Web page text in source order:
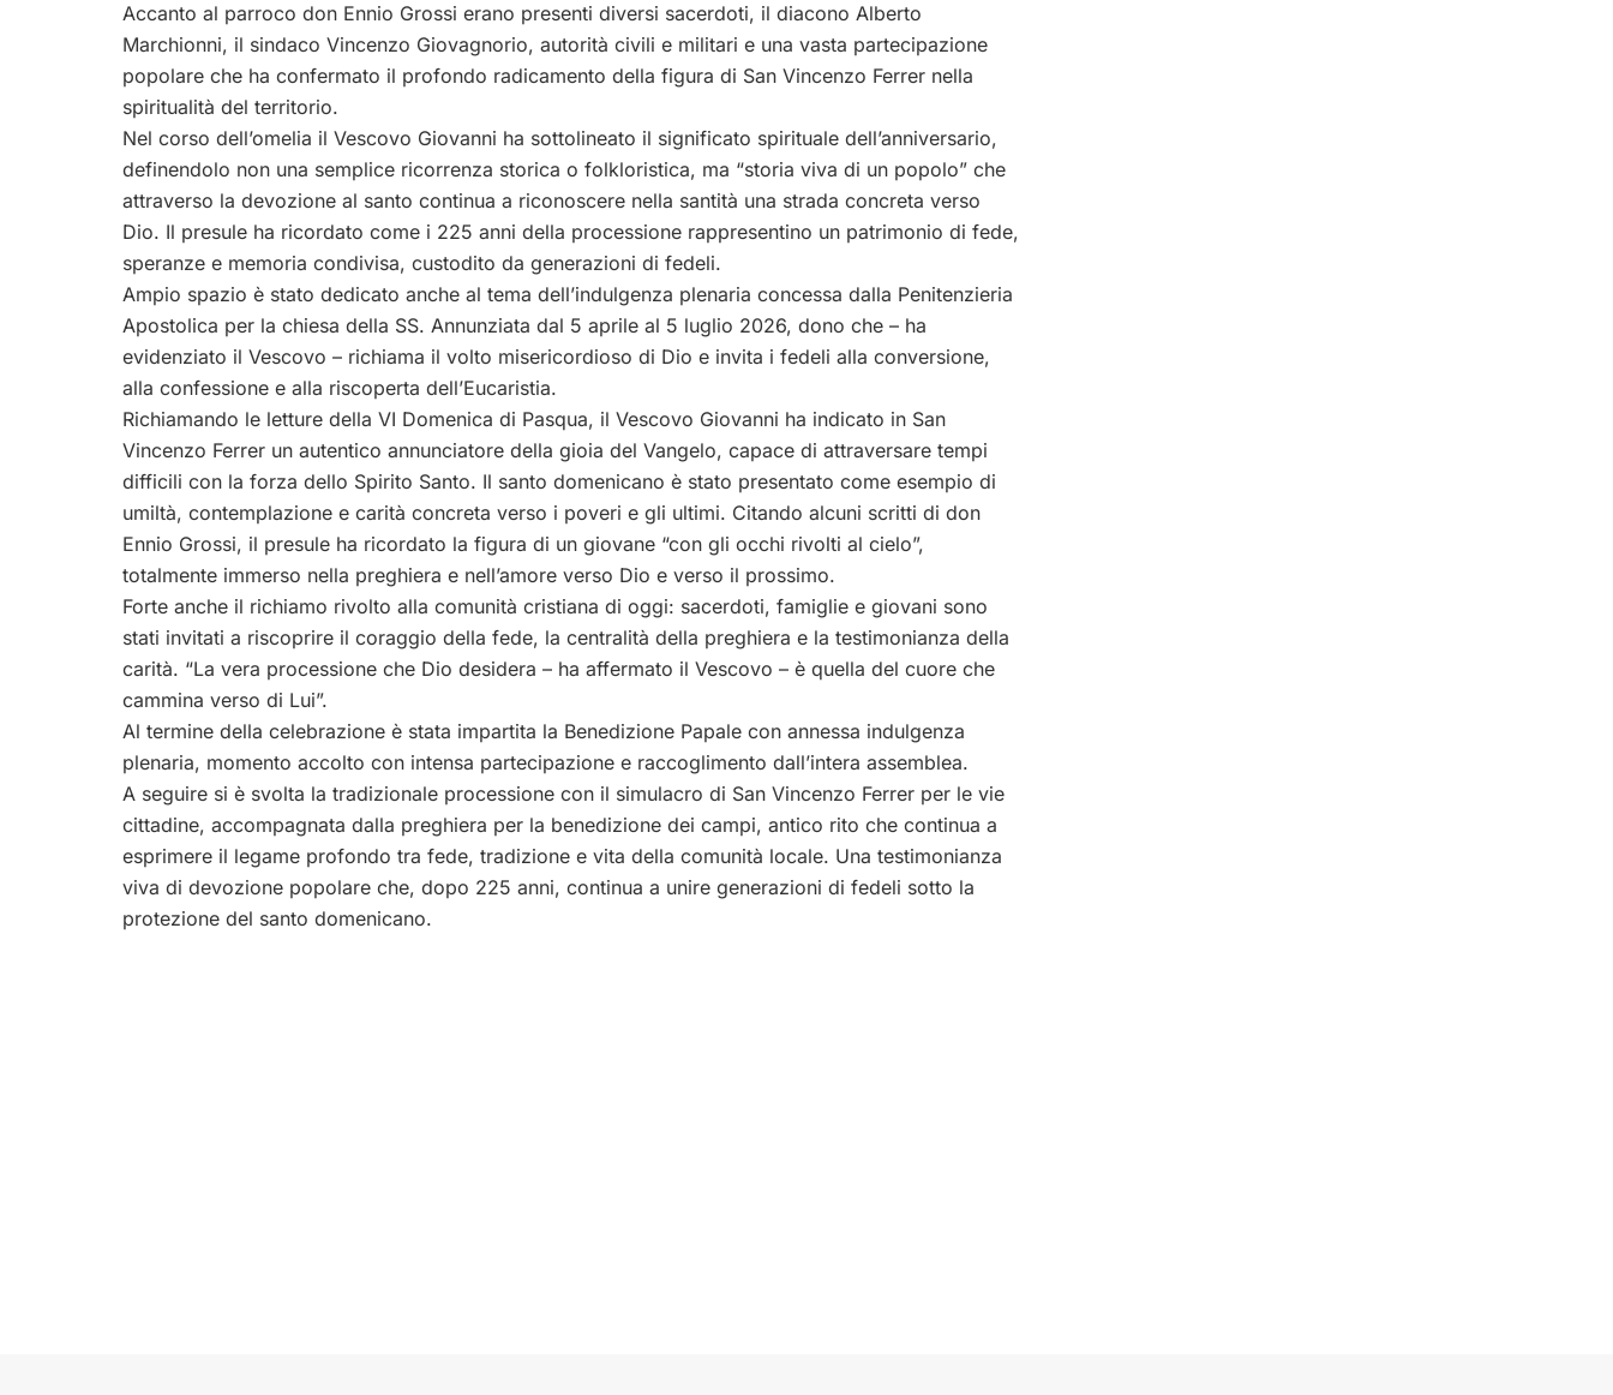
Accanto al parroco don Ennio Grossi erano presenti diversi sacerdoti, il diacono Alberto
Marchionni, il sindaco Vincenzo Giovagnorio, autorità civili e militari e una vasta partecipazione
popolare che ha confermato il profondo radicamento della figura di San Vincenzo Ferrer nella
spiritualità del territorio.
Nel corso dell’omelia il Vescovo Giovanni ha sottolineato il significato spirituale dell’anniversario,
definendolo non una semplice ricorrenza storica o folkloristica, ma “storia viva di un popolo” che
attraverso la devozione al santo continua a riconoscere nella santità una strada concreta verso
Dio. Il presule ha ricordato come i 225 anni della processione rappresentino un patrimonio di fede,
speranze e memoria condivisa, custodito da generazioni di fedeli.
Ampio spazio è stato dedicato anche al tema dell’indulgenza plenaria concessa dalla Penitenzieria
Apostolica per la chiesa della SS. Annunziata dal 5 aprile al 5 luglio 2026, dono che – ha
evidenziato il Vescovo – richiama il volto misericordioso di Dio e invita i fedeli alla conversione,
alla confessione e alla riscoperta dell’Eucaristia.
Richiamando le letture della VI Domenica di Pasqua, il Vescovo Giovanni ha indicato in San
Vincenzo Ferrer un autentico annunciatore della gioia del Vangelo, capace di attraversare tempi
difficili con la forza dello Spirito Santo. Il santo domenicano è stato presentato come esempio di
umiltà, contemplazione e carità concreta verso i poveri e gli ultimi. Citando alcuni scritti di don
Ennio Grossi, il presule ha ricordato la figura di un giovane “con gli occhi rivolti al cielo”,
totalmente immerso nella preghiera e nell’amore verso Dio e verso il prossimo.
Forte anche il richiamo rivolto alla comunità cristiana di oggi: sacerdoti, famiglie e giovani sono
stati invitati a riscoprire il coraggio della fede, la centralità della preghiera e la testimonianza della
carità. “La vera processione che Dio desidera – ha affermato il Vescovo – è quella del cuore che
cammina verso di Lui”.
Al termine della celebrazione è stata impartita la Benedizione Papale con annessa indulgenza
plenaria, momento accolto con intensa partecipazione e raccoglimento dall’intera assemblea.
A seguire si è svolta la tradizionale processione con il simulacro di San Vincenzo Ferrer per le vie
cittadine, accompagnata dalla preghiera per la benedizione dei campi, antico rito che continua a
esprimere il legame profondo tra fede, tradizione e vita della comunità locale. Una testimonianza
viva di devozione popolare che, dopo 225 anni, continua a unire generazioni di fedeli sotto la
protezione del santo domenicano.